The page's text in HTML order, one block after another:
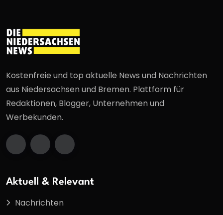
Kostenfreie und top aktuelle News und Nachrichten
aus Niedersachsen und Bremen. Plattform für
Redaktionen, Blogger, Unternehmen und
Werbekunden.
Aktuell & Relevant
Nachrichten